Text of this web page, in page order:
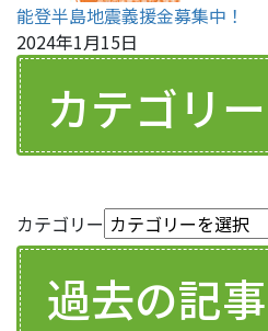
能登半島地震義援金募集中！
2024年1月15日
カテゴリー
カテゴリー
過去の記事